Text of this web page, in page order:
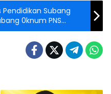
Subang
0knum PNS
Menipu